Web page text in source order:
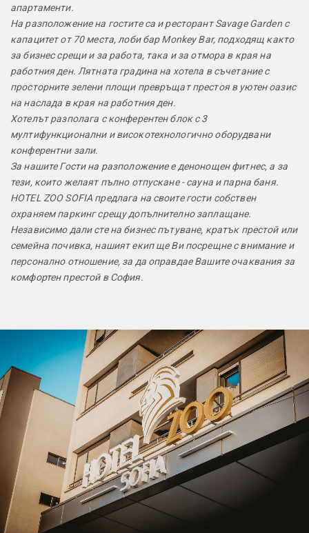
апартаменти.
На разположение на гостите са и ресторант Savage Garden с
капацитет от 70 места, лоби бар Monkey Bar, подходящ както
за бизнес срещи и за работа, така и за отмора в края на
работния ден. Лятната градина на хотела в съчетание с
просторните зелени площи превръщат престоя в уютен оазис
на наслада в края на работния ден.
Хотелът разполага с конферентен блок с 3
мултифункционални и високотехнологично оборудвани
конферентни зали.
За нашите Гости на разположение е денонощен фитнес, а за
тези, които желаят пълно отпускане - сауна и парна баня.
HOTEL ZOO SOFIA предлага на своите гости собствен
охраняем паркинг срещу допълнително заплащане.
Независимо дали сте на бизнес пътуване, кратък престой или
семейна почивка, нашият екип ще Ви посрещне с внимание и
персонално отношение, за да оправдае Вашите очаквания за
комфортен престой в София.